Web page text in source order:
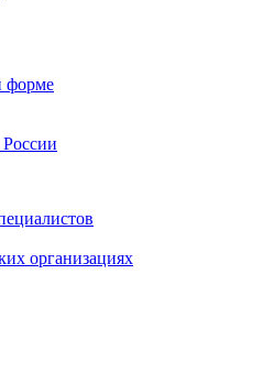
форме
России
организациях